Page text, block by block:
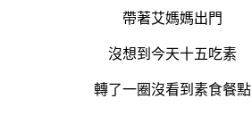
帶著艾媽媽出門
沒想到今天十五吃素
轉了一圈沒看到素食餐點